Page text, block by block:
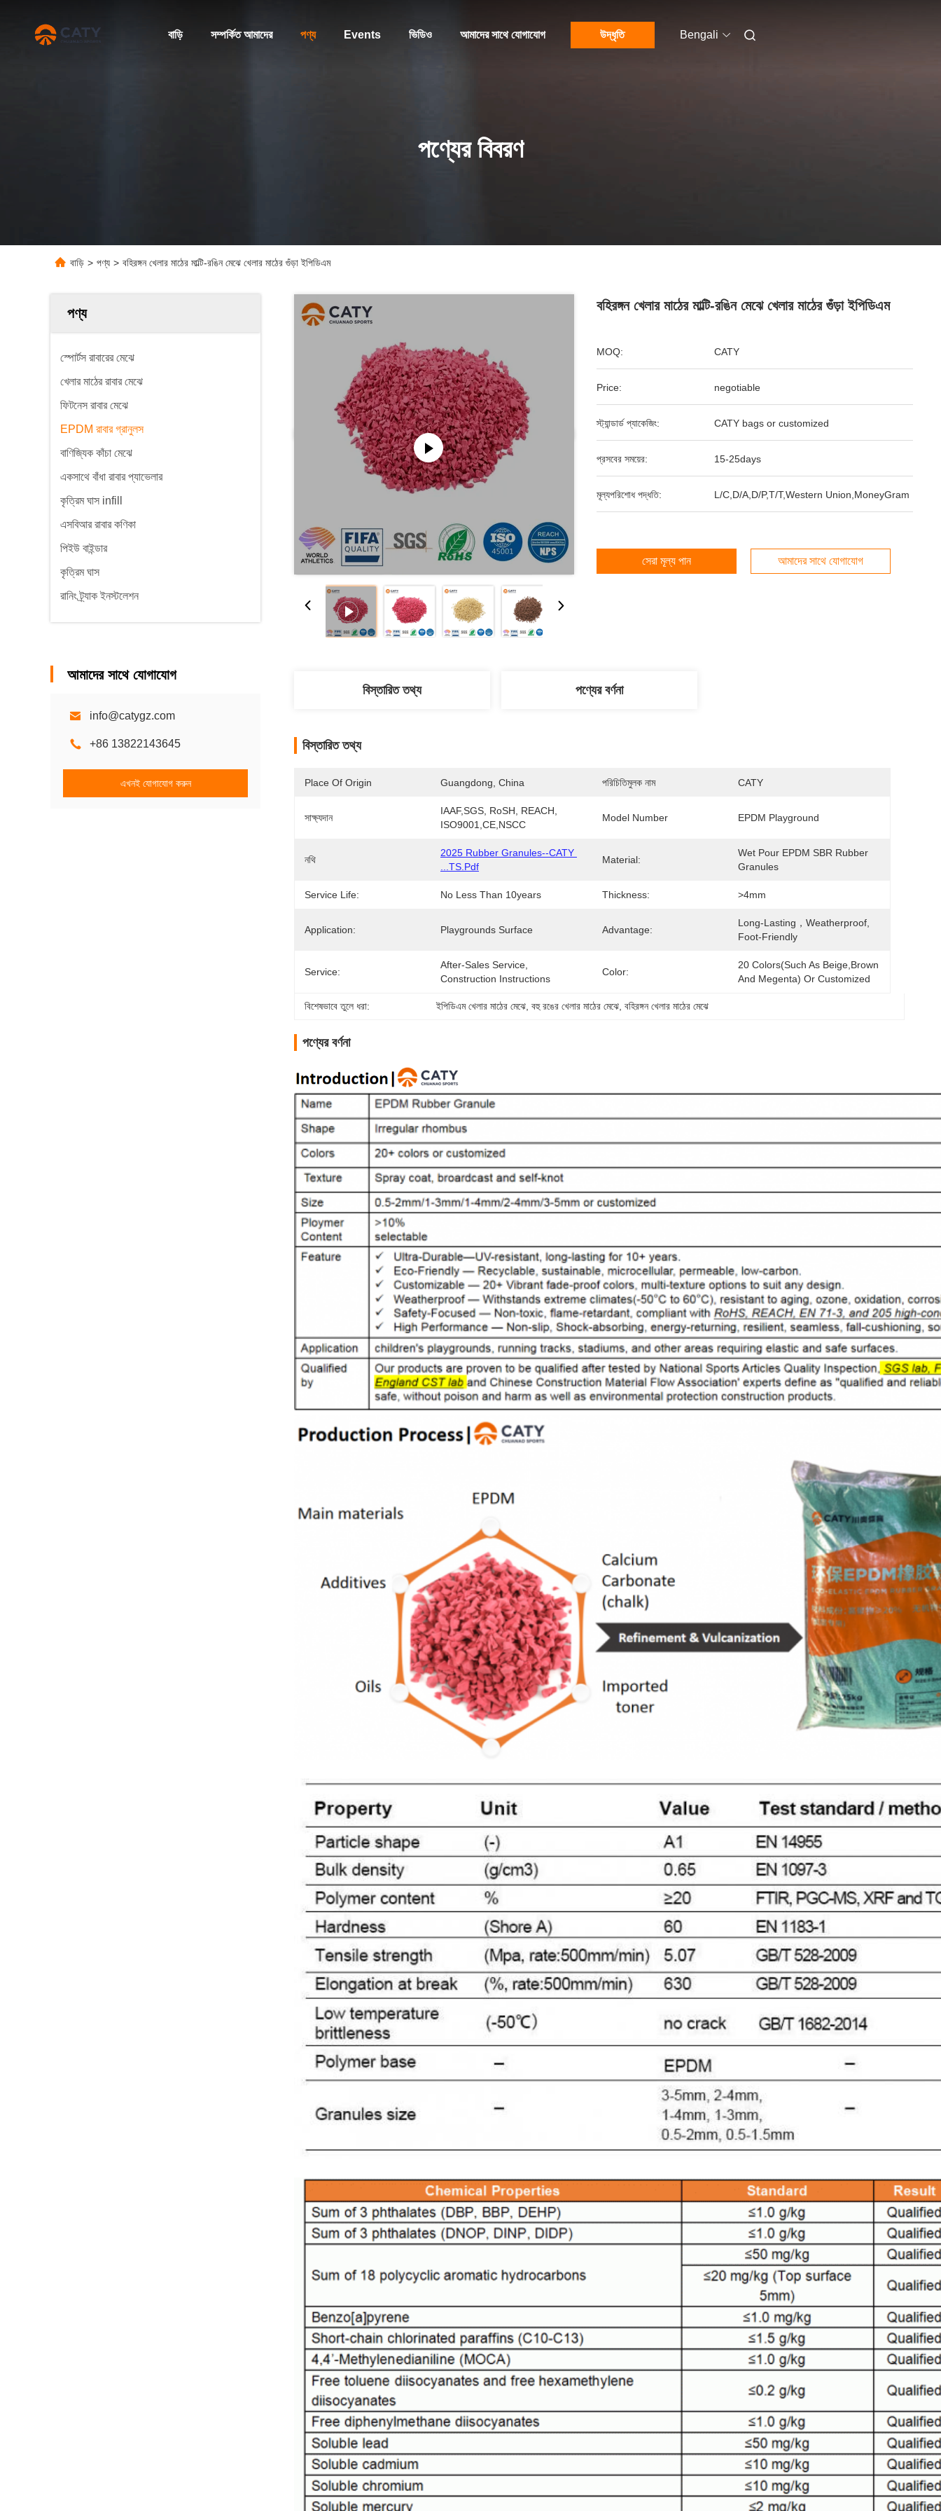
বাড়ি সম্পর্কিত আমাদের পণ্য Events ভিডিও আমাদের সাথে যোগাযোগ উদ্ধৃতি Bengali
পণ্যের বিবরণ
বাড়ি > পণ্য > বহিরঙ্গন খেলার মাঠের মাল্টি-রঙিন মেঝে খেলার মাঠের গুঁড়া ইপিডিএম
পণ্য
স্পোর্টস রাবারের মেঝে
খেলার মাঠের রাবার মেঝে
ফিটনেস রাবার মেঝে
EPDM রাবার গ্রানুলস
বাণিজ্যিক কাঁচা মেঝে
একসাথে বাঁধা রাবার প্যাভেলার
কৃত্রিম ঘাস infill
এসবিআর রাবার কণিকা
পিইউ বাইন্ডার
কৃত্রিম ঘাস
রানিং ট্র্যাক ইনস্টলেশন
আমাদের সাথে যোগাযোগ
info@catygz.com
+86 13822143645
এখনই যোগাযোগ করুন
বহিরঙ্গন খেলার মাঠের মাল্টি-রঙিন মেঝে খেলার মাঠের গুঁড়া ইপিডিএম
MOQ: CATY
Price: negotiable
স্ট্যান্ডার্ড প্যাকেজিং: CATY bags or customized
প্রসবের সময়ের: 15-25days
মূল্যপরিশোধ পদ্ধতি: L/C,D/A,D/P,T/T,Western Union,MoneyGram
সেরা মূল্য পান আমাদের সাথে যোগাযোগ
বিস্তারিত তথ্য পণ্যের বর্ণনা
বিস্তারিত তথ্য
Place Of Origin Guangdong, China পরিচিতিমুলক নাম CATY
সাক্ষ্যদান
IAAF,SGS, RoSH, REACH,
ISO9001,CE,NSCC
Model Number EPDM Playground
নথি
2025 Rubber Granules--CATY
...TS.pdf
Material:
Wet Pour EPDM SBR Rubber
Granules
Service Life: No Less Than 10years Thickness: >4mm
Application: Playgrounds Surface Advantage:
Long-Lasting，Weatherproof,
Foot-Friendly
Service:
After-Sales Service,
Construction Instructions
Color:
20 Colors(such As Beige,brown
And Megenta) Or Customized
বিশেষভাবে তুলে ধরা: ইপিডিএম খেলার মাঠের মেঝে , বহু রঙের খেলার মাঠের মেঝে , বহিরঙ্গন খেলার মাঠের মেঝে
পণ্যের বর্ণনা